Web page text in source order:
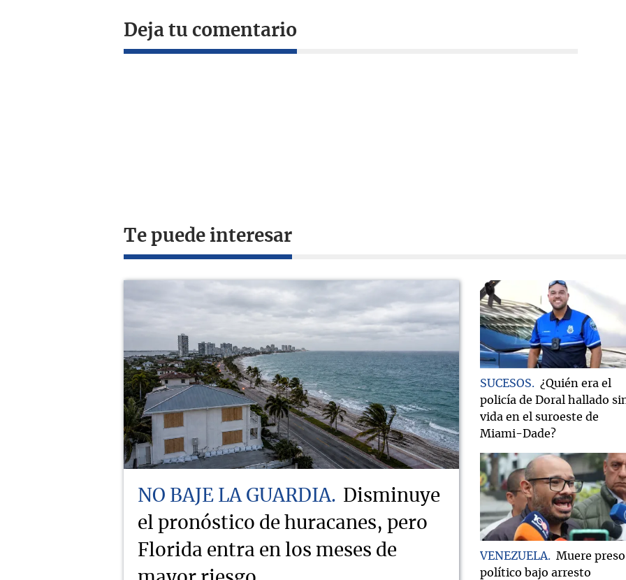
Deja tu comentario
Te puede interesar
NO BAJE LA GUARDIA
Disminuye
el pronóstico de huracanes, pero
Florida entra en los meses de
SUCESOS
¿Quién era el
policía de Doral hallado
vida en el suroeste de
Miami-Dade?
VENEZUELA
Muere preso
político bajo arresto